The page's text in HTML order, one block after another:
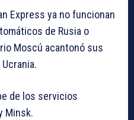
Express ya no funcionan
de Rusia o
Moscú acantonó sus
de los servicios
Minsk.